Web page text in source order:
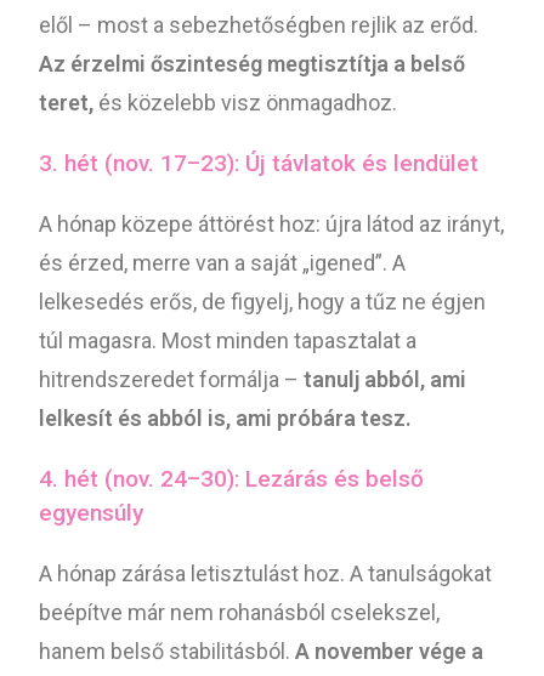
elől – most a sebezhetőségben rejlik az erőd.
Az érzelmi őszinteség megtisztítja a belső
teret, és közelebb visz önmagadhoz.
3. hét (nov. 17–23): Új távlatok és lendület
A hónap közepe áttörést hoz: újra látod az irányt,
és érzed, merre van a saját „igened”. A
lelkesedés erős, de figyelj, hogy a tűz ne égjen
túl magasra. Most minden tapasztalat a
hitrendszeredet formálja –tanulj abból, ami
lelkesít és abból is, ami próbára tesz.
4. hét (nov. 24–30): Lezárás és belső
egyensúly
A hónap zárása letisztulást hoz. A tanulságokat
beépítve már nem rohanásból cselekszel,
hanem belső stabilitásból.A november vége a